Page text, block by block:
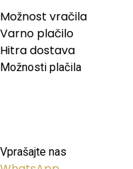
Možnost vračila
Varno plačilo
Hitra dostava
Možnosti plačila
Vprašajte nas